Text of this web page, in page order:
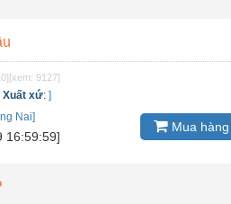
[xem: 9127]
Xuất xứ:]
Nai]
16:59:59]
Mua hàng